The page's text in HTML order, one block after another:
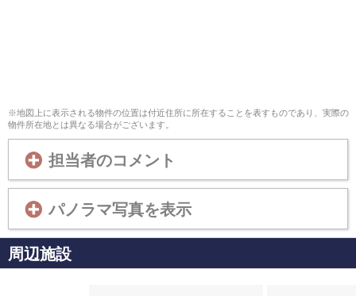
※地図上に表示される物件の位置は付近住所に所在することを表すものであり、実際の
物件所在地とは異なる場合がございます。
担当者のコメント
パノラマ写真を表示
周辺施設